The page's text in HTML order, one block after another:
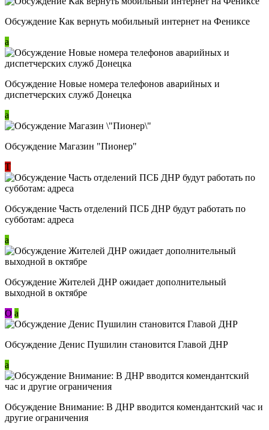
Обсуждение Как вернуть мобильный интернет на Фениксе
a
Обсуждение Новые номера телефонов аварийных и
диспетчерских служб Донецка
a
Обсуждение Магазин "Пионер"
Т
Обсуждение Часть отделений ПСБ ДНР будут работать по
субботам: адреса
a
Обсуждение Жителей ДНР ожидает дополнительный
выходной в октябре
О a
Обсуждение Денис Пушилин становится Главой ДНР
a
Обсуждение Внимание: В ДНР вводится комендантский час и
другие ограничения